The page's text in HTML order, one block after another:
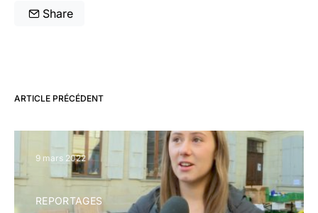
Share
ARTICLE PRÉCÉDENT
9 mars 2022
REPORTAGES